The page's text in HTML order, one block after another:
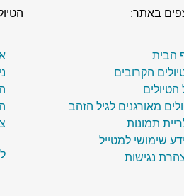
באתר:
הבית
הקרובים
הטיולים
מאורגנים לגיל הזהב
תמונות
שימושי למטייל
נגישות